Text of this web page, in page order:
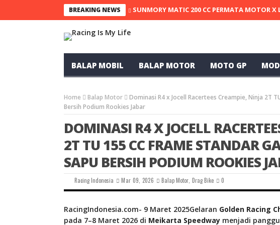
BREAKING NEWS SUNMORY MATIC 200 CC PERMATA MOTOR X
BALAP MOBIL BALAP MOTOR MOTO GP
Home Balap Motor
Dominasi R4 x Jocell Racertees Creampie, Ninja 2T
Bersih Podium Rookies Jabar
DOMINASI R4 X JOCELL
2T TU 155 CC FRAME STANDAR
SAPU BERSIH PODIUM ROOKIES
Racing Indonesia Mar 09, 2026 Balap Motor Drag Bike 0
RacingIndonesia.com- 9 Maret 2025Gelaran Golden Racing
pada 7–8 Maret 2026 di Meikarta Speedway menjadi